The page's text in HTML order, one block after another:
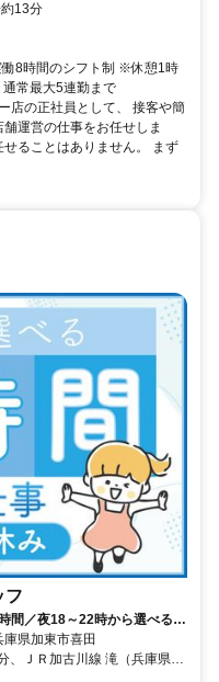
約13分
8時間のシフト制 ※休憩1時
常最大5連勤まで
店の正社員として、 接客や簡
運営の仕事をお任せしま
ることはありません。 まず
フ
間／夜18～22時から選べる】
年代が活躍中
県加東市喜田
、ＪＲ加古川線 滝（兵庫県）